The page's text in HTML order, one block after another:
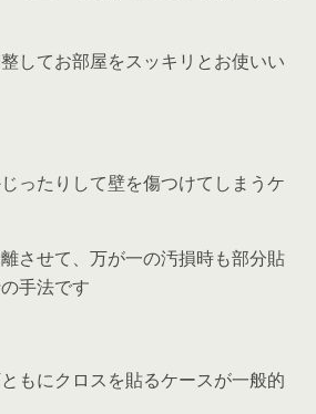
してお部屋をスッキリとお使いい
ったりして壁を傷つけてしまうケ
させて、万が一の汚損時も部分貼
手法です
もにクロスを貼るケースが一般的